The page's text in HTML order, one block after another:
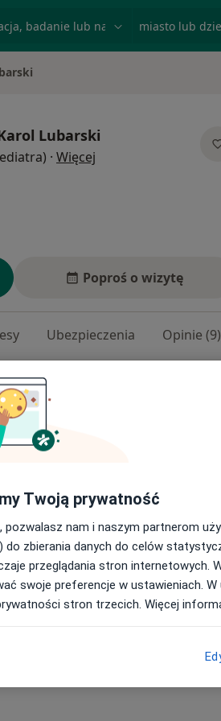
Lubarski
· Więcej
Poproś o wizytę
Ubezpieczenia Opinie (9)
Medycznym im. K.
rozpocząłem studia
szkolenie specjalizacyjne z
w Poznaniu.
ze studentami kierunku lekarskiego
angielskim.
Stale poszerzam
naukowych i
Zapalenie gardła Bóle brzucha
Twoją prywatność
pozwalasz nam i naszym partnerom
do zbierania danych do celów
przeglądania stron internetowych.
swoje preferencje w ustawieniach.
stron trzecich. Więcej